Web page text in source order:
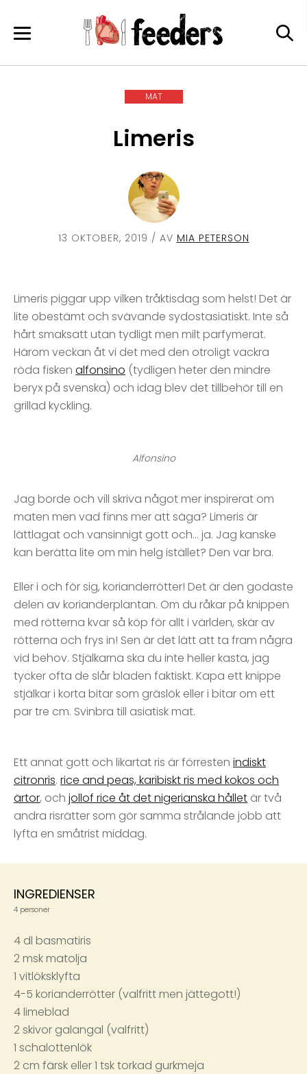
MAT
Limeris
13 OKTOBER, 2019 / AV MIA PETERSON
Limeris piggar upp vilken tråktisdag som helst! Det är
lite obestämt och svävande sydostasiatiskt. Inte så
hårt smaksatt utan tydligt men milt parfymerat.
Härom veckan åt vi det med den otroligt vackra
röda fisken alfonsino (tydligen heter den mindre
beryx på svenska) och idag blev det tillbehör till en
grillad kyckling.
Alfonsino
Jag borde och vill skriva något mer inspirerat om
maten men vad finns mer att säga? Limeris är
lättlagat och vansinnigt gott och… ja. Jag kanske
kan berätta lite om min helg istället? Den var bra.
Eller i och för sig, korianderrötter! Det är den godaste
delen av korianderplantan. Om du råkar på knippen
med rötterna kvar så köp för allt i världen, skär av
rötterna och frys in! Sen är det lätt att ta fram några
vid behov. Stjälkarna ska du inte heller kasta, jag
tycker ofta de slår bladen faktiskt. Kapa ett knippe
stjälkar i korta bitar som gräslök eller i bitar om ett
par tre cm. Svinbra till asiatisk mat.
Ett annat gott och likartat ris är förresten indiskt
citronris. rice and peas, karibiskt ris med kokos och
ärtor, och jollof rice åt det nigerianska hållet är två
andra risrätter som gör samma strålande jobb att
lyfta en småtrist middag.
INGREDIENSER
4 personer
4 dl basmatiris
2 msk matolja
1 vitlöksklyfta
4-5 korianderrötter (valfritt men jättegott!)
4 limeblad
2 skivor galangal (valfritt)
1 schalottenlök
2 cm färsk eller 1 tsk torkad gurkmeja